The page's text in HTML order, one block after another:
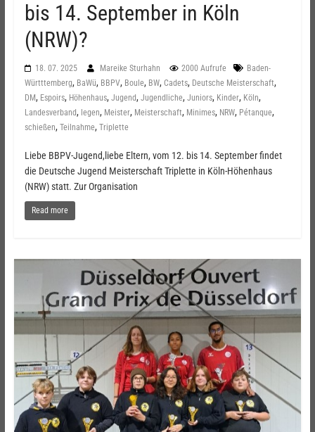
bis 14. September in Köln
(NRW)?
18. 07. 2025 Mareike Sturhahn 2000 Aufrufe
Baden-
Württtemberg, BaWü, BBPV, Boule, BW, Cadets, Deutsche Meisterschaft,
DM, Espoirs, Höhenhaus, Jugend, Jugendliche, Juniors, Kinder, Köln,
Landesverband, legen, Meister, Meisterschaft, Minimes, NRW, Pétanque,
schießen, Teilnahme, Triplette
Liebe BBPV-Jugend,liebe Eltern, vom 12. bis 14. September findet
die Deutsche Jugend Meisterschaft Triplette in Köln-Höhenhaus
(NRW) statt. Zur Organisation
Read more